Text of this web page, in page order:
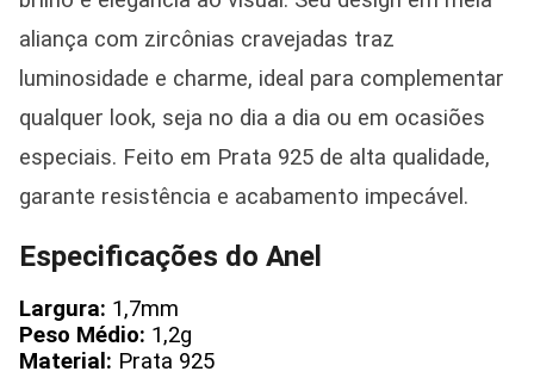
aliança com zircônias cravejadas traz
luminosidade e charme, ideal para complementar
qualquer look, seja no dia a dia ou em ocasiões
especiais. Feito em Prata 925 de alta qualidade,
garante resistência e acabamento impecável.
Especificações do Anel
Largura: 1,7mm
Peso Médio: 1,2g
Material: Prata 925